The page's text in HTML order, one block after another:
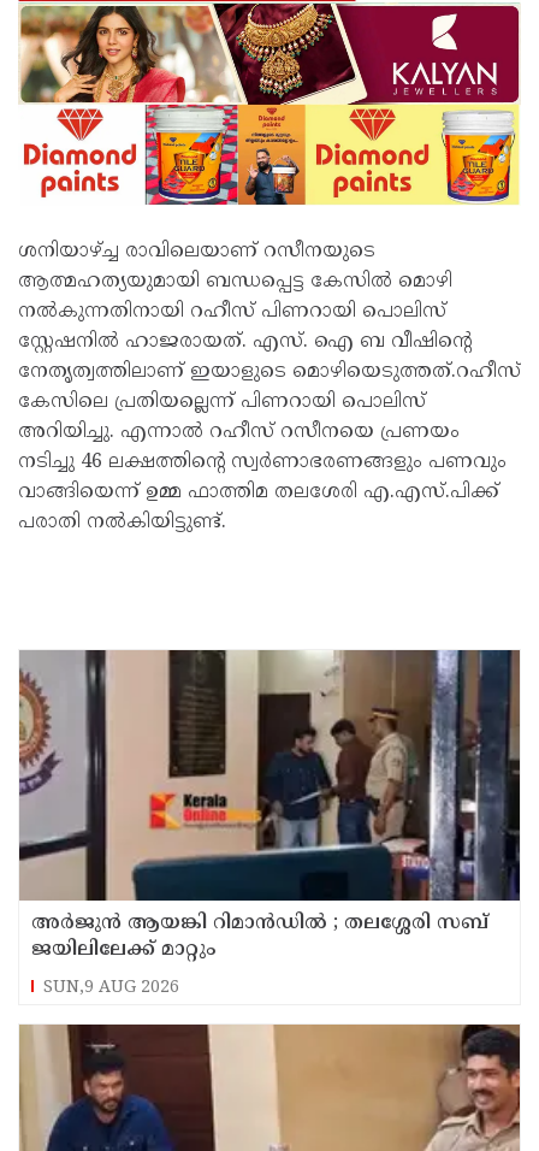
ശനിയാഴ്ച്ച രാവിലെയാണ് റസീനയുടെ
ആത്മഹത്യയുമായി ബന്ധപ്പെട്ട കേസിൽ മൊഴി
നൽകുന്നതിനായി റഹീസ് പിണറായി പൊലിസ്
സ്റ്റേഷനിൽ ഹാജരായത്. എസ്. ഐ ബ വീഷിൻ്റെ
നേതൃത്വത്തിലാണ് ഇയാളുടെ മൊഴിയെടുത്തത്.റഹീസ്
കേസിലെ പ്രതിയല്ലെന്ന് പിണറായി പൊലിസ്
അറിയിച്ചു. എന്നാൽ റഹീസ് റസീനയെ പ്രണയം
നടിച്ചു 46 ലക്ഷത്തിൻ്റെ സ്വർണാഭരണങ്ങളും പണവും
വാങ്ങിയെന്ന് ഉമ്മ ഫാത്തിമ തലശേരി എ.എസ്.പിക്ക്
പരാതി നൽകിയിട്ടുണ്ട്.
അര്‍ജുന്‍ ആയങ്കി റിമാന്‍ഡില്‍ ; തലശ്ശേരി സബ്
ജയിലിലേക്ക് മാറ്റും
SUN,9 AUG 2026